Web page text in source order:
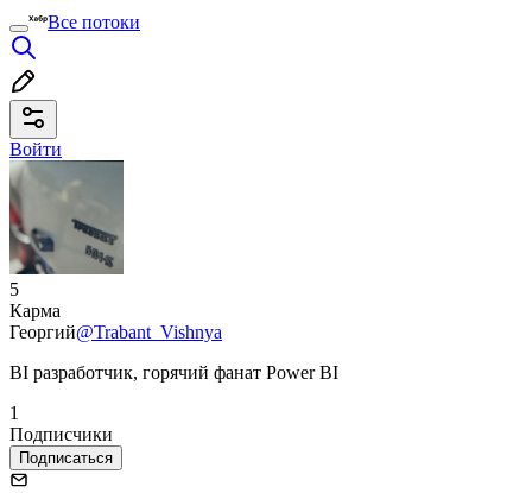
Все потоки
Войти
5
Карма
Георгий@Trabant_Vishnya
BI разработчик, горячий фанат Power BI
1
Подписчики
Подписаться